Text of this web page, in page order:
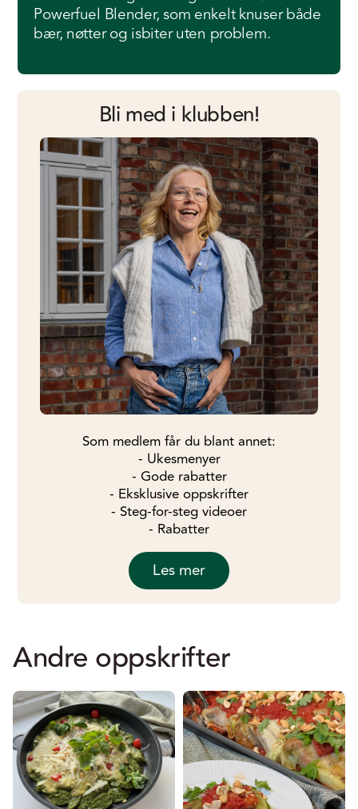
Powerfuel Blender, som enkelt knuser både
bær, nøtter og isbiter uten problem.
Bli med i klubben!
Som medlem får du blant annet:
- Ukesmenyer
- Gode rabatter
- Eksklusive oppskrifter
- Steg-for-steg videoer
- Rabatter
Les mer
Andre oppskrifter